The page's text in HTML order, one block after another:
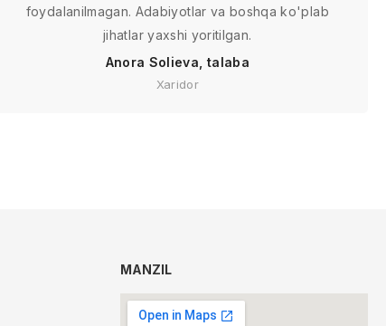
foydalanilmagan. Adabiyotlar va boshqa ko'plab
jihatlar yaxshi yoritilgan.
Anora Solieva, talaba
Xaridor
MANZIL